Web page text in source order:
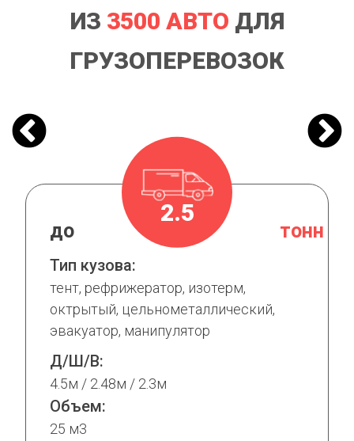
ИЗ 3500 АВТО ДЛЯ
ГРУЗОПЕРЕВОЗОК
2.5
до тонн
Тип кузова:
тент, рефрижератор, изотерм,
октрытый, цельнометаллический,
эвакуатор, манипулятор
Д/Ш/В:
4.5м / 2.48м / 2.3м
Объем:
25 м3